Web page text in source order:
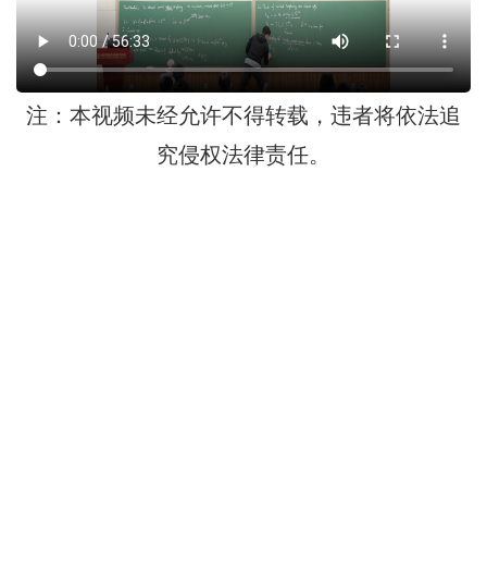
注：本视频未经允许不得转载，违者将依法追
究侵权法律责任。